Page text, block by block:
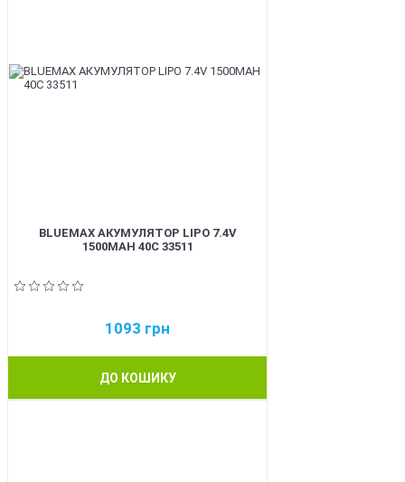
BLUEMAX АКУМУЛЯТОР LIPO 7.4V
1500MAH 40C 33511
1093 грн
ДО КОШИКУ